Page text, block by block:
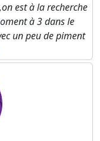
est à la recherche
à 3 dans le
un peu de piment